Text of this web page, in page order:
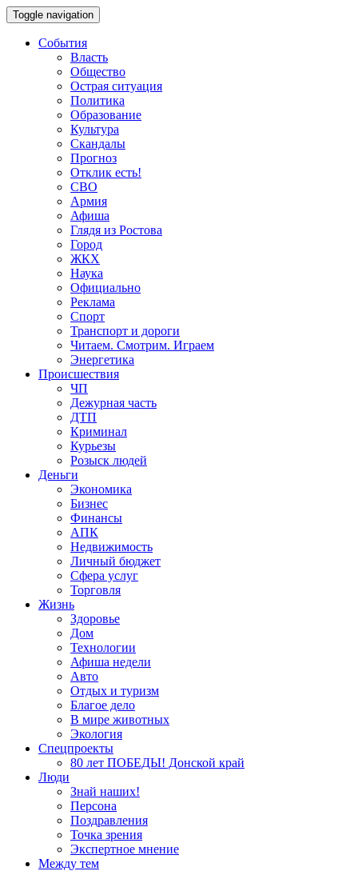
Toggle navigation
События
Власть
Общество
Острая ситуация
Политика
Образование
Культура
Скандалы
Прогноз
Отклик есть!
СВО
Армия
Афиша
Глядя из Ростова
Город
ЖКХ
Наука
Официально
Реклама
Спорт
Транспорт и дороги
Читаем. Смотрим. Играем
Энергетика
Происшествия
ЧП
Дежурная часть
ДТП
Криминал
Курьезы
Розыск людей
Деньги
Экономика
Бизнес
Финансы
АПК
Недвижимость
Личный бюджет
Сфера услуг
Торговля
Жизнь
Здоровье
Дом
Технологии
Афиша недели
Авто
Отдых и туризм
Благое дело
В мире животных
Экология
Спецпроекты
80 лет ПОБЕДЫ! Донской край
Люди
Знай наших!
Персона
Поздравления
Точка зрения
Экспертное мнение
Между тем